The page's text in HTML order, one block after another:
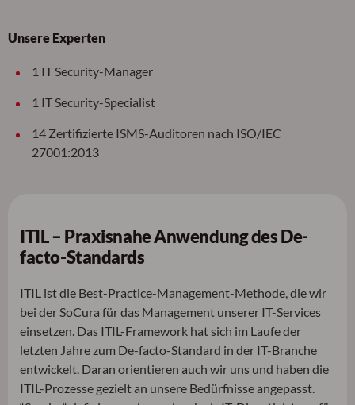
Unsere Experten
1 IT Security-Manager
1 IT Security-Specialist
14 Zertifizierte ISMS-Auditoren nach ISO/IEC
27001:2013
ITIL – Praxisnahe Anwendung des De-
facto-Standards
ITIL ist die Best-Practice-Management-Methode, die wir
bei der SoCura für das Management unserer IT-Services
einsetzen. Das ITIL-Framework hat sich im Laufe der
letzten Jahre zum De-facto-Standard in der IT-Branche
entwickelt. Daran orientieren auch wir uns und haben die
ITIL-Prozesse gezielt an unsere Bedürfnisse angepasst.